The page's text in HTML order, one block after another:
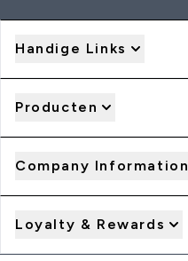
Handige Links
Producten
Company Information
Loyalty & Rewards